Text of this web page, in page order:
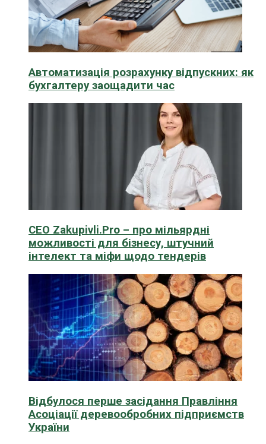
Автоматизація розрахунку відпускних: як
бухгалтеру заощадити час
CEO Zakupivli.Pro – про мільярдні
можливості для бізнесу, штучний
інтелект та міфи щодо тендерів
Відбулося перше засідання Правління
Асоціації деревообробних підприємств
України